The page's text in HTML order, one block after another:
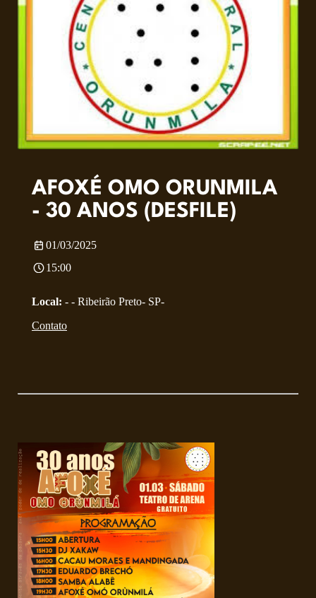
AFOXÉ OMO ORUNMILA
- 30 ANOS (DESFILE)
01/03/2025
15:00
Local: - - Ribeirão Preto- SP-
Contato